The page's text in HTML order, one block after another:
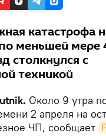
катастрофа
меньшей мере
столкнулся с
техникой
Около 9 утра
2 апреля на
ЧП, сообщает